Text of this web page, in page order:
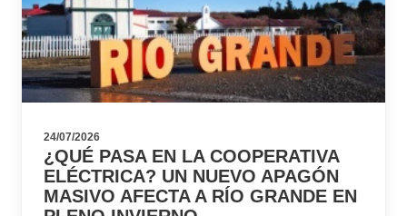
24/07/2026
¿QUÉ PASA EN LA COOPERATIVA
ELÉCTRICA? UN NUEVO APAGÓN
MASIVO AFECTA A RÍO GRANDE EN